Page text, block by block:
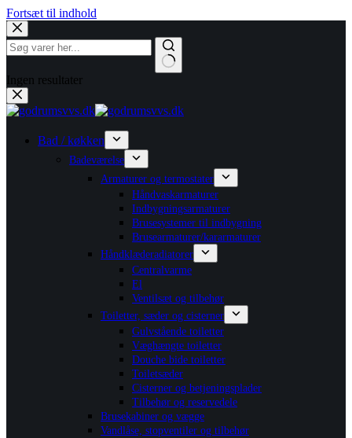
Fortsæt til indhold
Ingen resultater
Bad / køkken
Badeværelse
Armaturer og termostater
Håndvaskarmaturer
Indbygningsarmaturer
Brusesystemer til indbygning
Brusearmaturer/kararmaturer
Håndklæderadiatorer
Centralvarme
El
Ventilsæt og tilbehør
Toiletter, sæder og cisterner
Gulvstående toiletter
Væghængte toiletter
Douche bide toiletter
Toiletsæder
Cisterner og betjeningsplader
Tilbehør og reservedele
Brusekabiner og vægge
Vandlåse, stopventiler og tilbehør